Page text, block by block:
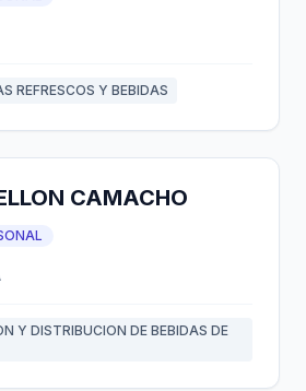
REFRESCOS Y BEBIDAS
CAMACHO
Y DISTRIBUCION DE BEBIDAS DE